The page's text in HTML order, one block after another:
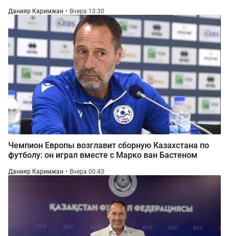
Данияр Каримжан Вчера 13:30
Чемпион Европы возглавит сборную Казахстана по
футболу: он играл вместе с Марко ван Бастеном
Данияр Каримжан Вчера 00:43